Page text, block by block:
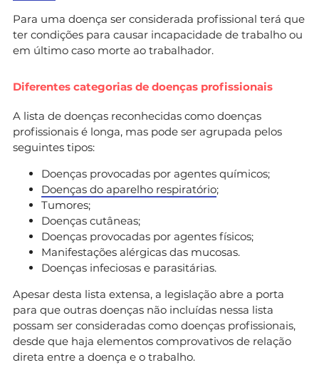
Para uma doença ser considerada profissional terá que
ter condições para causar incapacidade de trabalho ou
em último caso morte ao trabalhador.
Diferentes categorias de doenças profissionais
A lista de doenças reconhecidas como doenças
profissionais é longa, mas pode ser agrupada pelos
seguintes tipos:
Doenças provocadas por agentes químicos;
Doenças do aparelho respiratório;
Tumores;
Doenças cutâneas;
Doenças provocadas por agentes físicos;
Manifestações alérgicas das mucosas.
Doenças infeciosas e parasitárias.
Apesar desta lista extensa, a legislação abre a porta
para que outras doenças não incluídas nessa lista
possam ser consideradas como doenças profissionais,
desde que haja elementos comprovativos de relação
direta entre a doença e o trabalho.